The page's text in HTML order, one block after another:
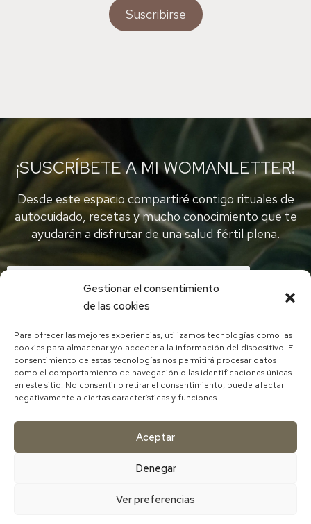
Gestionar el consentimiento
de las cookies
Para ofrecer las mejores experiencias, utilizamos tecnologías como las
cookies para almacenar y/o acceder a la información del dispositivo. El
consentimiento de estas tecnologías nos permitirá procesar datos
como el comportamiento de navegación o las identificaciones únicas
en este sitio. No consentir o retirar el consentimiento, puede afectar
negativamente a ciertas características y funciones.
Aceptar
Denegar
Ver preferencias
Suscribirse
¡SUSCRÍBETE A MI WOMANLETTER!
Desde este espacio compartiré contigo rituales de
autocuidado, recetas y mucho conocimiento que te
ayudarán a disfrutar de una salud fértil plena.
He leído y acepto la política de privacidad
DESCARGAR EBOOK CON RECETA